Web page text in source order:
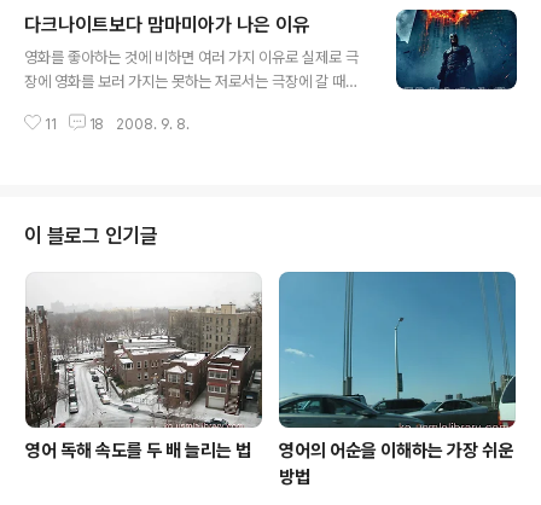
이라고 합니다. 이런 일련의 보도를 보면서 김정일의 건강
상태가 어떠한지 의사로서 짐작이 가는 것이 있어서 이야
기를 해보려고 합니다. 의사는 추리가 직업 제가 전에 우리
하여 추리해본 글을 썼던 적이 있습니다. 제 의도대로 그냥
다크나이트보다 맘마미아가 나은 이유
영화를 좋아하는 것에 비하면 여러 가지 이유로 실제로 극
장에 영화를 보러 가지는 못하는 저로서는 극장에 갈 때는
을 때는 거의 매 주말 영화를 보러 극장에 갔었기 때문에 당
화가 ‘배트맨 다크나이트’ 였습니다. 이 영화를 보게 된 결
정적인 계기는 아무래도 제 컴퓨터의 웹 브라우저의 시작
페이지로 되어 있는 미국 포털 야후에서 우연히 흥미로운
뉴스를 보았기 때문입니다. 때가 지난 7월 말이었는데 미
국 전역에서 개봉한 다크나이트가 개봉 첫 주말 역대 흥행
최고 기록을 가지고 있는 ‘스파이더..
11 18 2008. 9. 8.
이 블로그 인기글
영어 독해 속도를 두 배 늘리는 법
영어의 어순을 이해하는 가장 쉬운
방법